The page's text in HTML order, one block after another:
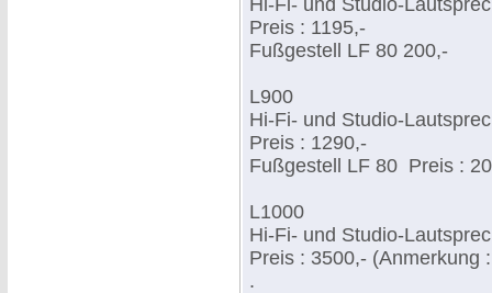
Hi-Fi- und Studio-
Preis : 1195,-
Fußgestell LF 80 200,-
L900
Hi-Fi- und Studio-
Preis : 1290,-
Fußgestell LF 80 Preis :
L1000
Hi-Fi- und Studio-
Preis : 3500,- (Anmerkung
.